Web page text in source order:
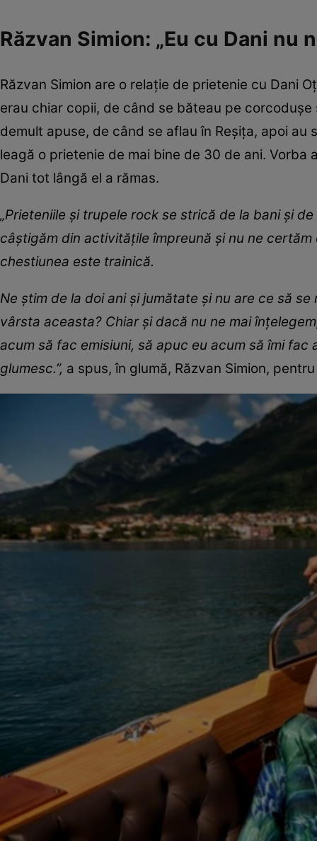
Răzvan Simion: „Eu cu Dani nu
Răzvan Simion are o relație de prietenie cu Dani
erau chiar copii, de când se băteau pe
demult apuse, de când se aflau în Reșița, apoi
leagă o prietenie de mai bine de 30 de ani.
Dani tot lângă el a rămas.
„Prieteniile și trupele rock se strică de la bani și
câștigăm din activitățile împreună și nu ne
chestiunea este trainică.
Ne știm de la doi ani și jumătate și nu are ce să
vârsta aceasta? Chiar și dacă nu ne mai
acum să fac emisiuni, să apuc eu acum să îmi
glumesc.”, a spus, în glumă, Răzvan Simion,